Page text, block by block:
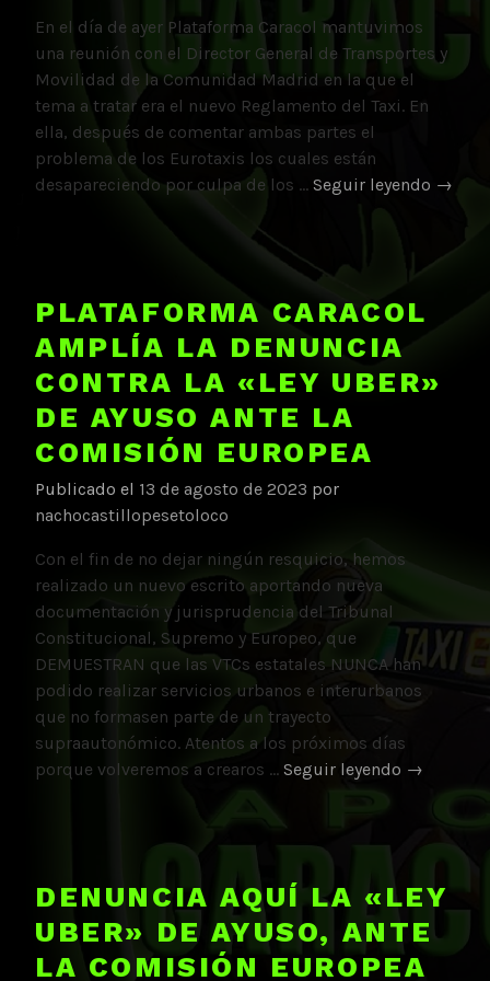
En el día de ayer Plataforma Caracol mantuvimos
una reunión con el Director General de Transportes y
Movilidad de la Comunidad Madrid en la que el
tema a tratar era el nuevo Reglamento del Taxi. En
ella, después de comentar ambas partes el
problema de los Eurotaxis los cuales están
desapareciendo por culpa de los … Seguir leyendo →
PLATAFORMA CARACOL
AMPLÍA LA DENUNCIA
CONTRA LA «LEY UBER»
DE AYUSO ANTE LA
COMISIÓN EUROPEA
Publicado el 13 de agosto de 2023 por
nachocastillopesetoloco
Con el fin de no dejar ningún resquicio, hemos
realizado un nuevo escrito aportando nueva
documentación y jurisprudencia del Tribunal
Constitucional, Supremo y Europeo, que
DEMUESTRAN que las VTCs estatales NUNCA han
podido realizar servicios urbanos e interurbanos
que no formasen parte de un trayecto
supraautonómico. Atentos a los próximos días
porque volveremos a crearos … Seguir leyendo Plataforma
AMPLÍA
contra
la
«ley
→
DENUNCIA AQUÍ LA «LEY
UBER» DE AYUSO, ANTE
LA COMISIÓN EUROPEA